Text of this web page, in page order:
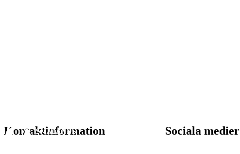
Kontaktinformation Sociala medier